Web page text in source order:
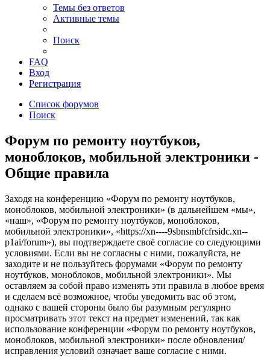
Темы без ответов
Активные темы
Поиск
FAQ
Вход
Регистрация
Список форумов
Поиск
Форум по ремонту ноутбуков,
моноблоков, мобильной электроники -
Общие правила
Заходя на конференцию «Форум по ремонту ноутбуков,
моноблоков, мобильной электроники» (в дальнейшем «мы»,
«наш», «Форум по ремонту ноутбуков, моноблоков,
мобильной электроники», «https://xn----9sbnsmbfcfrsidc.xn--
p1ai/forum»), вы подтверждаете своё согласие со следующими
условиями. Если вы не согласны с ними, пожалуйста, не
заходите и не пользуйтесь форумами «Форум по ремонту
ноутбуков, моноблоков, мобильной электроники». Мы
оставляем за собой право изменять эти правила в любое время
и сделаем всё возможное, чтобы уведомить вас об этом,
однако с вашей стороны было бы разумным регулярно
просматривать этот текст на предмет изменений, так как
использование конференции «Форум по ремонту ноутбуков,
моноблоков, мобильной электроники» после обновления/
исправления условий означает ваше согласие с ними.